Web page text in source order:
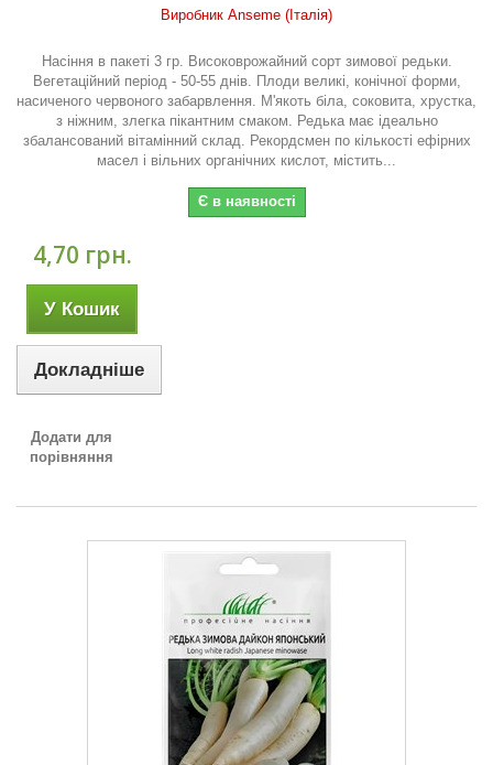
Виробник Anseme (Італія)
Насіння в пакеті 3 гр. Високоврожайний сорт зимової редьки.
Вегетаційний період - 50-55 днів. Плоди великі, конічної форми,
насиченого червоного забарвлення. М'якоть біла, соковита, хрустка,
з ніжним, злегка пікантним смаком. Редька має ідеально
збалансований вітамінний склад. Рекордсмен по кількості ефірних
масел і вільних органічних кислот, містить...
Є в наявності
4,70 грн.
У Кошик
Докладніше
Додати для
порівняння